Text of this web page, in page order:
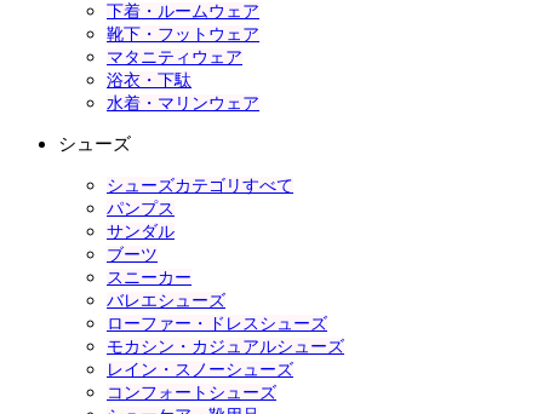
下着・ルームウェア
靴下・フットウェア
マタニティウェア
浴衣・下駄
水着・マリンウェア
シューズ
シューズカテゴリすべて
パンプス
サンダル
ブーツ
スニーカー
バレエシューズ
ローファー・ドレスシューズ
モカシン・カジュアルシューズ
レイン・スノーシューズ
コンフォートシューズ